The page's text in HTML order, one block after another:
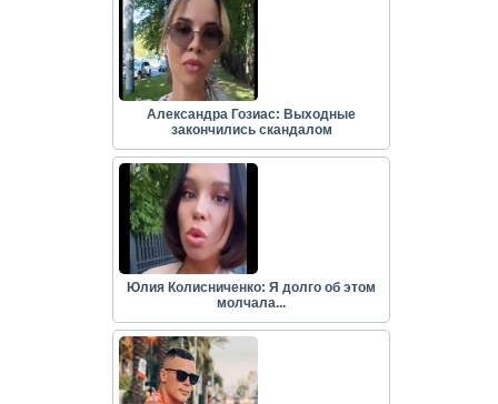
Александра Гозиас: Выходные
закончились скандалом
Юлия Колисниченко: Я долго об этом
молчала...